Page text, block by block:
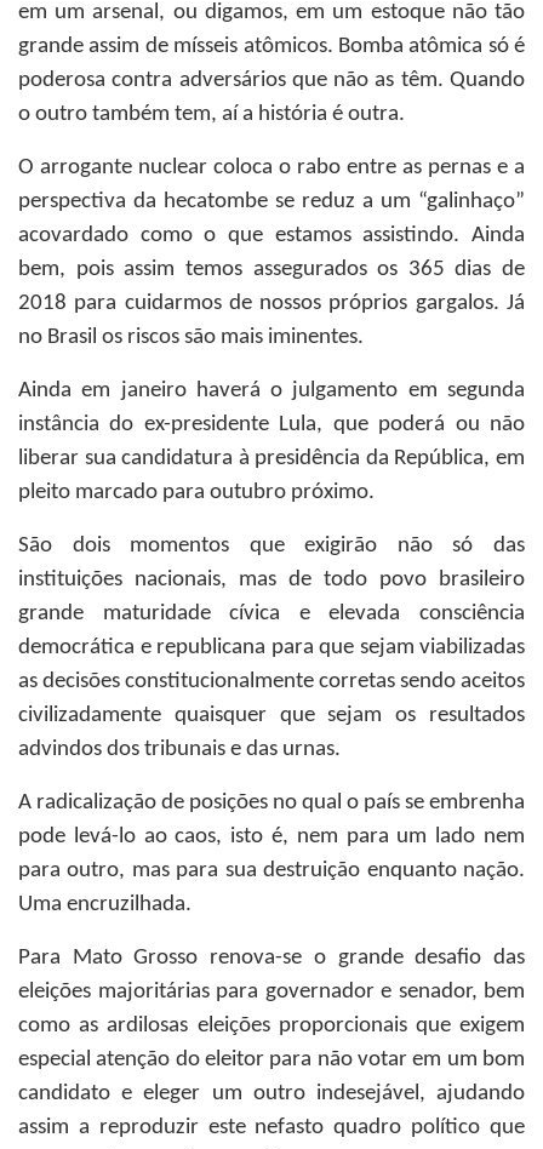
em um arsenal, ou digamos, em um estoque não tão
grande assim de mísseis atômicos. Bomba atômica só é
poderosa contra adversários que não as têm. Quando
o outro também tem, aí a história é outra.
O arrogante nuclear coloca o rabo entre as pernas e a
perspectiva da hecatombe se reduz a um “galinhaço”
acovardado como o que estamos assistindo. Ainda
bem, pois assim temos assegurados os 365 dias de
2018 para cuidarmos de nossos próprios gargalos. Já
no Brasil os riscos são mais iminentes.
Ainda em janeiro haverá o julgamento em segunda
instância do ex-presidente Lula, que poderá ou não
liberar sua candidatura à presidência da República, em
pleito marcado para outubro próximo.
São dois momentos que exigirão não só das
instituições nacionais, mas de todo povo brasileiro
grande maturidade cívica e elevada consciência
democrática e republicana para que sejam viabilizadas
as decisões constitucionalmente corretas sendo aceitos
civilizadamente quaisquer que sejam os resultados
advindos dos tribunais e das urnas.
A radicalização de posições no qual o país se embrenha
pode levá-lo ao caos, isto é, nem para um lado nem
para outro, mas para sua destruição enquanto nação.
Uma encruzilhada.
Para Mato Grosso renova-se o grande desafio das
eleições majoritárias para governador e senador, bem
como as ardilosas eleições proporcionais que exigem
especial atenção do eleitor para não votar em um bom
candidato e eleger um outro indesejável, ajudando
assim a reproduzir este nefasto quadro político que